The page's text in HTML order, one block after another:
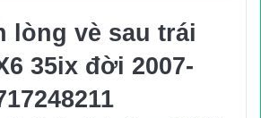
lòng vè sau trái
35ix đời 2007-